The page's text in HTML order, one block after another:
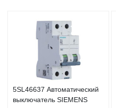
5SL46637 Автоматический
выключатель SIEMENS